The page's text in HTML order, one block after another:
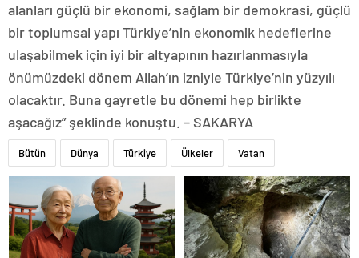
alanları güçlü bir ekonomi, sağlam bir demokrasi, güçlü
bir toplumsal yapı Türkiye’nin ekonomik hedeflerine
ulaşabilmek için iyi bir altyapının hazırlanmasıyla
önümüzdeki dönem Allah’ın izniyle Türkiye’nin yüzyılı
olacaktır. Buna gayretle bu dönemi hep birlikte
aşacağız” şeklinde konuştu. – SAKARYA
Bütün Dünya Türkiye Ülkeler Vatan